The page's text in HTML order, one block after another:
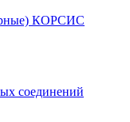
КОРСИС
соединений